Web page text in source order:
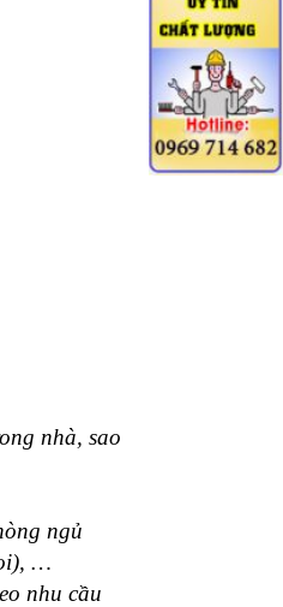
nhà, sao
ngủ
…
nhu cầu